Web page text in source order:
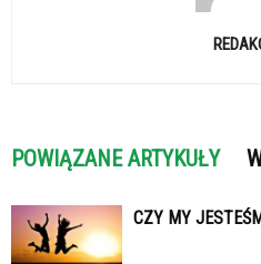
POWIĄZANE ARTYKUŁY
CZY MY